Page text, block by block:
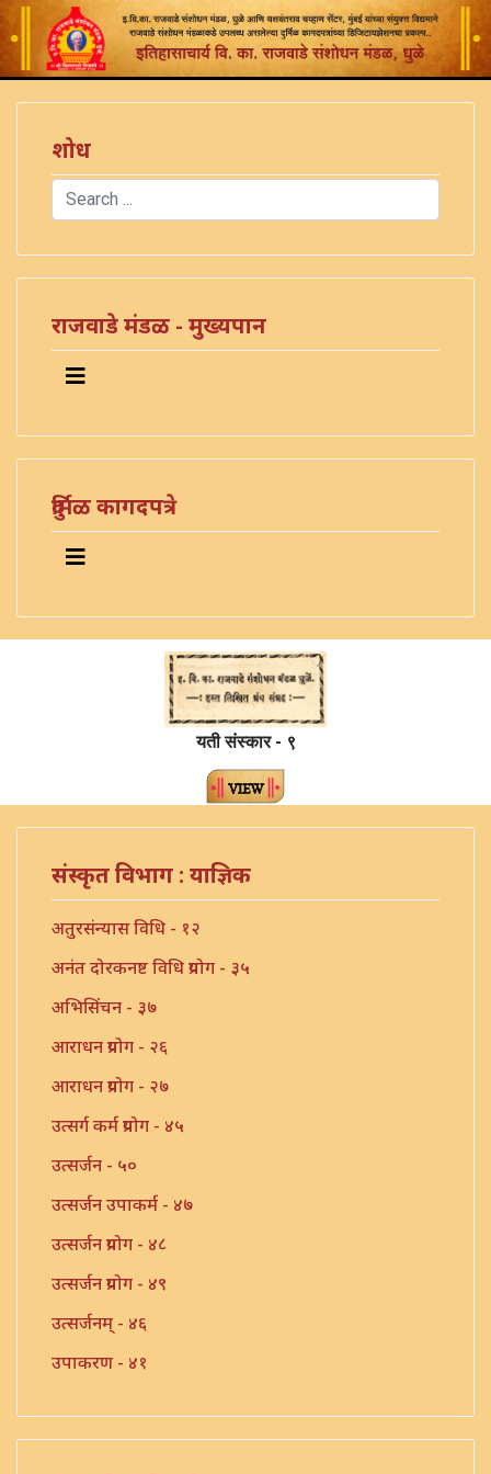
शोध
Search
राजवाडे मंडळ - मुख्यपान
दुर्मिळ कागदपत्रे
यती संस्कार - ९
संस्कृत विभाग : याज्ञिक
अतुरसंन्यास विधि - १२
अनंत दोरकनष्ट विधि प्रयोग - ३५
अभिसिंचन - ३७
आराधन प्रयोग - २६
आराधन प्रयोग - २७
उत्सर्ग कर्म प्रयोग - ४५
उत्सर्जन - ५०
उत्सर्जन उपाकर्म - ४७
उत्सर्जन प्रयोग - ४८
उत्सर्जन प्रयोग - ४९
उत्सर्जनम् - ४६
उपाकरण - ४१
उपाकर्म - ४३